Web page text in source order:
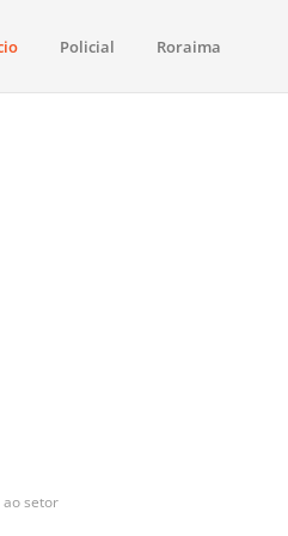
de Boa Vista e todo o
Policial Roraima
ao setor